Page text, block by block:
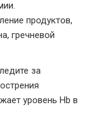
продуктов,
гречневой
за
уровень Hb в